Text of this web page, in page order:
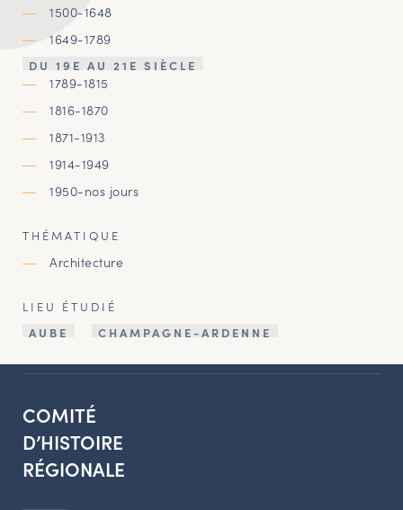
1500-1648
1649-1789
DU 19E AU 21E SIÈCLE
1789-1815
1816-1870
1871-1913
1914-1949
1950-nos jours
THÉMATIQUE
Architecture
LIEU ÉTUDIÉ
AUBE
CHAMPAGNE-ARDENNE
COMITÉ
D’HISTOIRE
RÉGIONALE